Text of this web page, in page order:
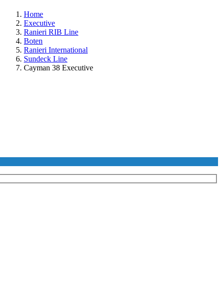
Home
Executive
Ranieri RIB Line
Boten
Ranieri International
Sundeck Line
Cayman 38 Executive